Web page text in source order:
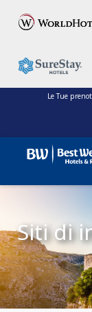
Le Tue
Siti di